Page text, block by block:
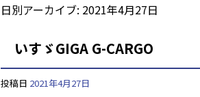
日別アーカイブ: 2021年4月27日
いすゞGIGA G-CARGO
投稿日 2021年4月27日